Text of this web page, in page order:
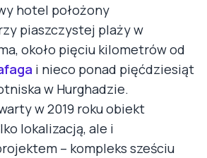
hotel położony
piaszczystej plaży w
około pięciu kilometrów od
i nieco ponad pięćdziesiąt
w Hurghadzie.
w 2019 roku obiekt
lokalizacją, ale i
– kompleks sześciu